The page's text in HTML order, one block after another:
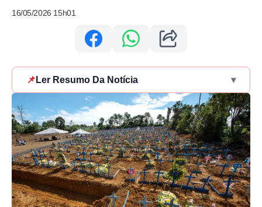
16/05/2026 15h01
📌 Ler Resumo Da Notícia ▾